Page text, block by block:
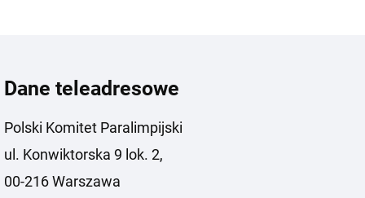
Dane teleadresowe
Polski Komitet Paralimpijski
ul. Konwiktorska 9 lok. 2,
00-216 Warszawa